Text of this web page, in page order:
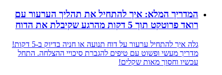
המדריך המלא: איך להתחיל את תהליך הערעור עם
רואד פרוטקט תוך 5 דקות מהרגע שקיבלת את הדוח
גלה איך להתחיל ערעור על דוח תנועה או חניה בדיוק ב-5 דקות!
מדריך מעשי ופשוט עם טיפים להגברת סיכויי ההצלחה. התחל
עכשיו וחסוך מאות שקלים!